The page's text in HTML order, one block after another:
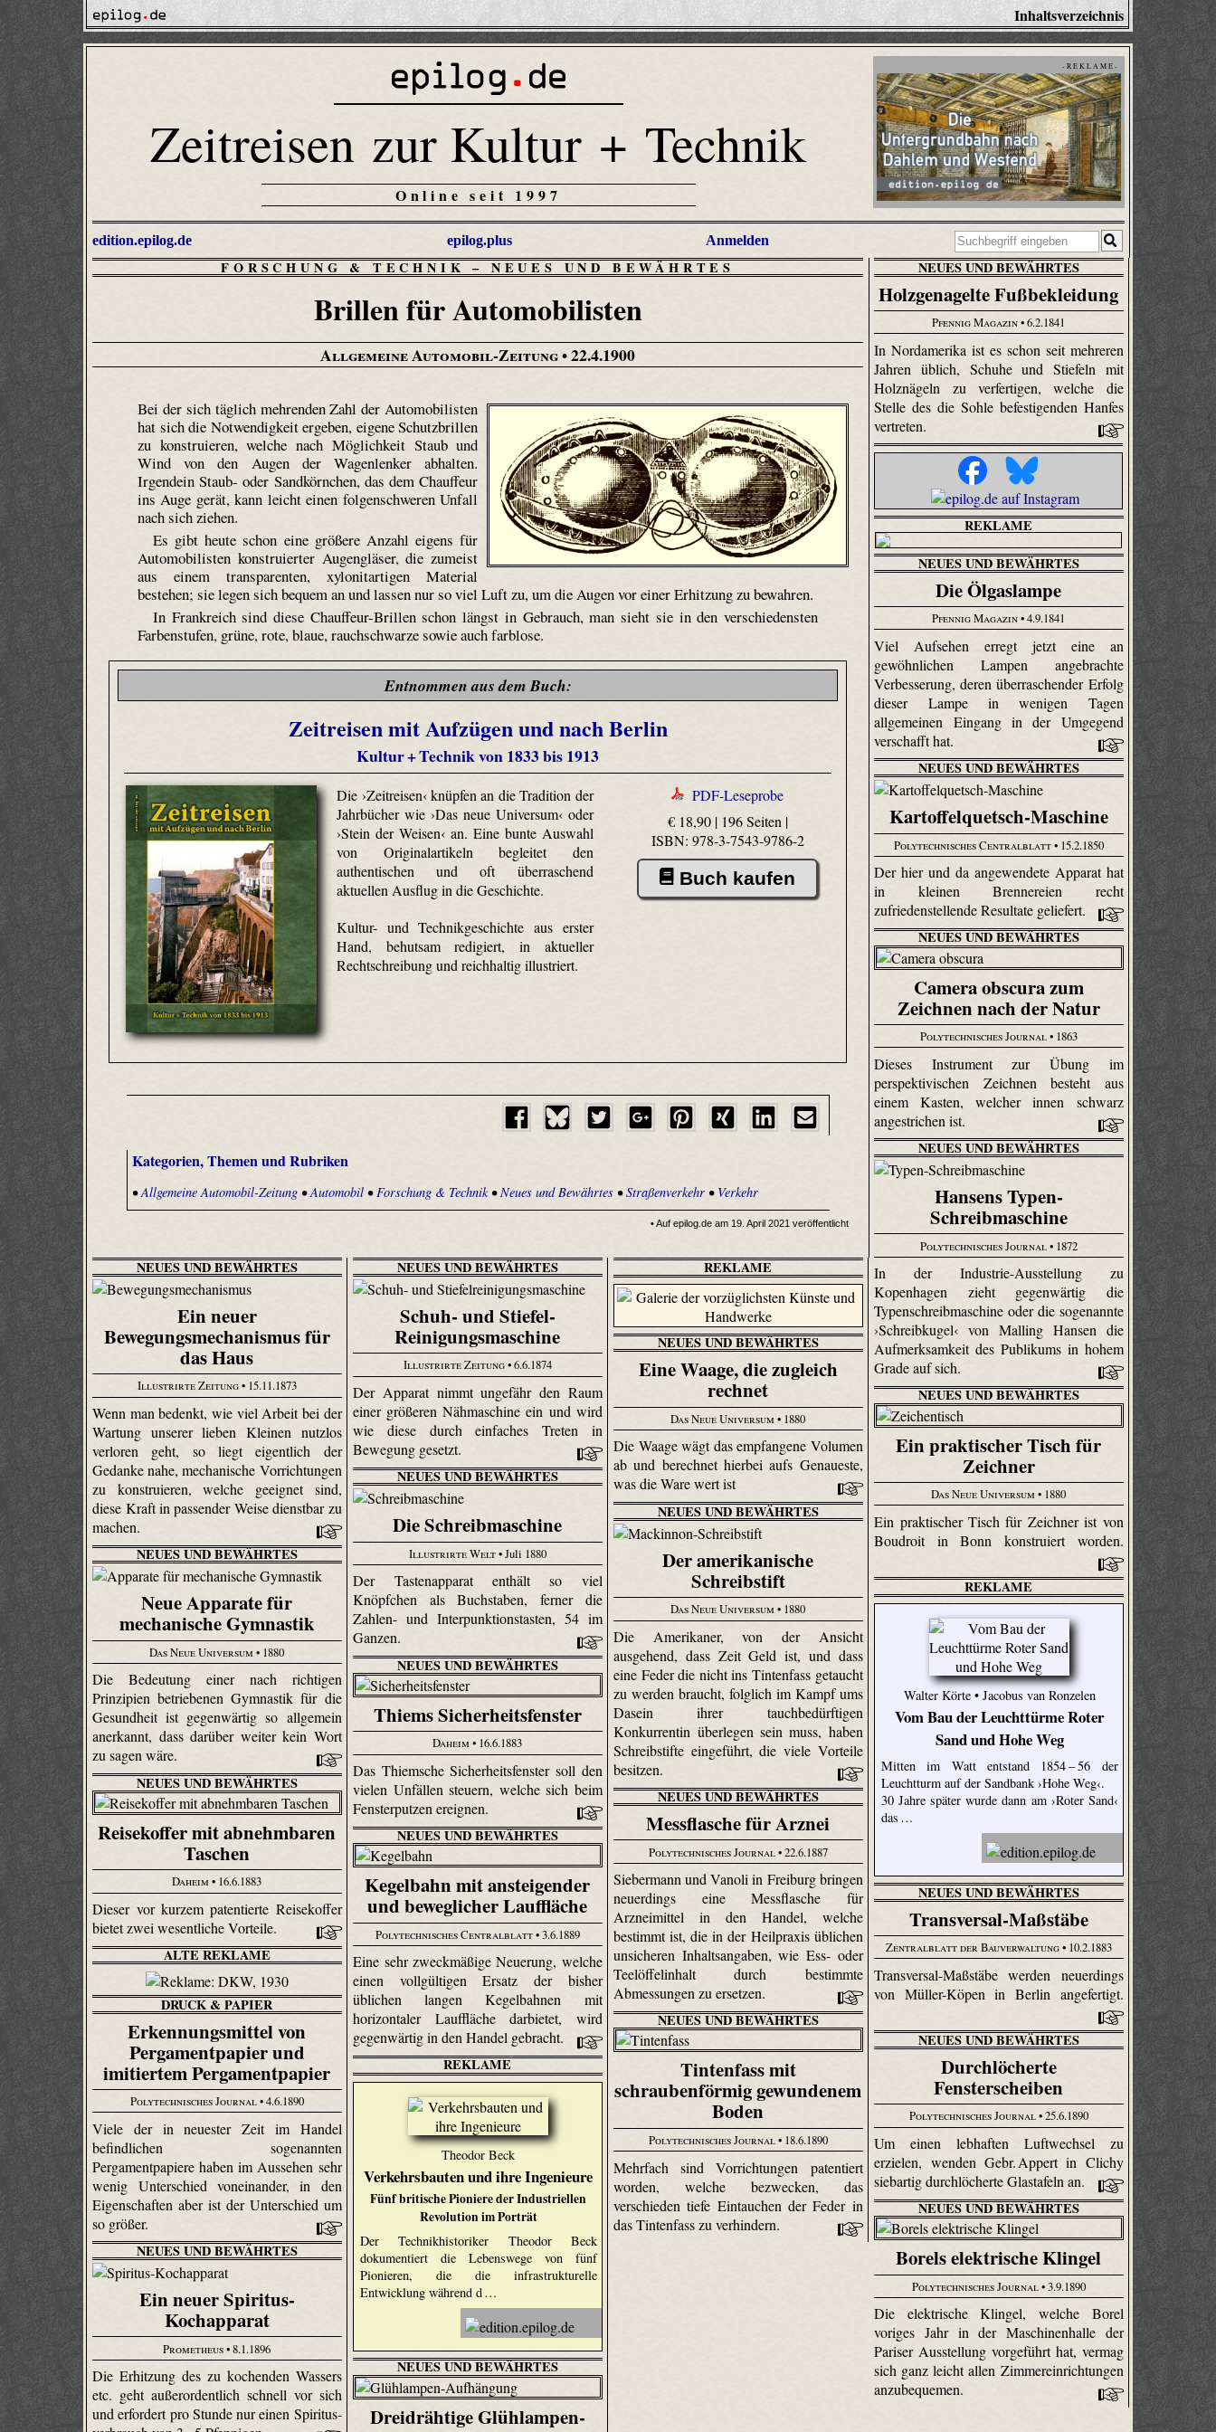
Inhaltsverzeichnis
Zeitreisen zur Kultur + Technik
Online seit 1997
- R E K L A M E -
edition.epilog.de epilog.plus Anmelden
FORSCHUNG & TECHNIK–NEUES UND BEWÄHRTES
Brillen für Automobilisten
Allgemeine Automobil-Zeitung• 22.4.1900
Bei der sich täglich mehrenden Zahl der Automobilisten
hat sich die Notwendigkeit ergeben, eigene Schutzbrillen
zu konstruieren, welche nach Möglichkeit Staub und
Wind von den Augen der Wagenlenker abhalten.
Irgendein Staub- oder Sandkörnchen, das dem Chauffeur
ins Auge gerät, kann leicht einen folgenschweren Unfall
nach sich ziehen.
Es gibt heute schon eine größere Anzahl eigens für
Automobilisten konstruierter Augengläser, die zumeist
aus einem transparenten, xylonitartigen Material
bestehen; sie legen sich bequem an und lassen nur so viel Luft zu, um die Augen vor einer Erhitzung zu bewahren.
In Frankreich sind diese Chauffeur-Brillen schon längst in Gebrauch, man sieht sie in den verschiedensten
Farbenstufen, grüne, rote, blaue, rauchschwarze sowie auch farblose.
Entnommen aus dem Buch:
Zeitreisen mit Aufzügen und nach Berlin
Kultur + Technik von 1833 bis 1913
Die ›Zeitreisen‹ knüpfen an die Tradition der
Jahrbücher wie ›Das neue Universum‹ oder
›Stein der Weisen‹ an. Eine bunte Auswahl
von Originalartikeln begleitet den
authentischen und oft überraschend
aktuellen Ausflug in die Geschichte.
Kultur- und Technikgeschichte aus erster
Hand, behutsam redigiert, in aktueller
Rechtschreibung und reichhaltig illustriert.
PDF-Leseprobe
€ 18,90 | 196 Seiten |
ISBN: 978-3-7543-9786-2
Buch kaufen
Kategorien, Themen und Rubriken
•Allgemeine Automobil-Zeitung •Automobil •Forschung & Technik•Neues und Bewährtes •Straßenverkehr • Verkehr
• Auf epilog.de am 19. April 2021 veröffentlicht
NEUES UND BEWÄHRTES
Holzgenagelte Fußbekleidung
Pfennig Magazin• 6.2.1841
In Nordamerika ist es schon seit mehreren
Jahren üblich, Schuhe und Stiefeln mit
Holznägeln zu verfertigen, welche die
Stelle des die Sohle befestigenden Hanfes
vertreten.
REKLAME
NEUES UND BEWÄHRTES
Die Ölgaslampe
Pfennig Magazin• 4.9.1841
Viel Aufsehen erregt jetzt eine an
gewöhnlichen Lampen angebrachte
Verbesserung, deren überraschender Erfolg
dieser Lampe in wenigen Tagen
allgemeinen Eingang in der Umgegend
verschafft hat.
NEUES UND BEWÄHRTES
Kartoffelquetsch-Maschine
Polytechnisches Centralblatt• 15.2.1850
Der hier und da angewendete Apparat hat
in kleinen Brennereien recht
zufriedenstellende Resultate geliefert.
NEUES UND BEWÄHRTES
Camera obscura zum
Zeichnen nach der Natur
Polytechnisches Journal• 1863
Dieses Instrument zur Übung im
perspektivischen Zeichnen besteht aus
einem Kasten, welcher innen schwarz
angestrichen ist.
NEUES UND BEWÄHRTES
Hansens Typen-
Schreibmaschine
Polytechnisches Journal• 1872
In der Industrie-Ausstellung zu
Kopenhagen zieht gegenwärtig die
Typenschreibmaschine oder die sogenannte
›Schreibkugel‹ von Malling Hansen die
Aufmerksamkeit des Publikums in hohem
Grade auf sich.
NEUES UND BEWÄHRTES
Ein neuer
Bewegungsmechanismus für
das Haus
Illustrirte Zeitung• 15.11.1873
Wenn man bedenkt, wie viel Arbeit bei der
Wartung unserer lieben Kleinen nutzlos
verloren geht, so liegt eigentlich der
Gedanke nahe, mechanische Vorrichtungen
zu konstruieren, welche geeignet sind,
diese Kraft in passender Weise dienstbar zu
machen.
NEUES UND BEWÄHRTES
Schuh- und Stiefel-
Reinigungsmaschine
Illustrirte Zeitung• 6.6.1874
Der Apparat nimmt ungefähr den Raum
einer größeren Nähmaschine ein und wird
wie diese durch einfaches Treten in
Bewegung gesetzt.
REKLAME
NEUES UND BEWÄHRTES
Eine Waage, die zugleich
rechnet
Das Neue Universum • 1880
Die Waage wägt das empfangene Volumen
ab und berechnet hierbei aufs Genaueste,
was die Ware wert ist
NEUES UND BEWÄHRTES
Ein praktischer Tisch für
Zeichner
Das Neue Universum • 1880
Ein praktischer Tisch für Zeichner ist von
Boudroit in Bonn konstruiert worden.
NEUES UND BEWÄHRTES
Die Schreibmaschine
Illustrirte Welt• Juli 1880
Der Tastenapparat enthält so viel
Knöpfchen als Buchstaben, ferner die
Zahlen- und Inter­punk­tions­tasten, 54 im
Ganzen.
NEUES UND BEWÄHRTES
Der amerikanische
Schreibstift
Das Neue Universum • 1880
Die Amerikaner, von der Ansicht
ausgehend, dass Zeit Geld ist, und dass
eine Feder die nicht ins Tintenfass getaucht
zu werden braucht, folglich im Kampf ums
Dasein ihrer tauchbedürftigen
Konkurrentin überlegen sein muss, haben
Schreibstifte eingeführt, die viele Vorteile
besitzen.
NEUES UND BEWÄHRTES
Neue Apparate für
mechanische Gymnastik
Das Neue Universum • 1880
Die Bedeutung einer nach richtigen
Prinzipien betriebenen Gymnastik für die
Gesundheit ist gegenwärtig so allgemein
anerkannt, dass darüber weiter kein Wort
zu sagen wäre.
REKLAME
Walter Körte • Jacobus van Ronzelen
Vom Bau der Leuchttürme Roter
Sand und Hohe Weg
Mitten im Watt entstand 1854 – 56 der
Leuchtturm auf der Sandbank ›Hohe Weg‹.
30 Jahre später wurde dann am ›Roter Sand‹
das …
NEUES UND BEWÄHRTES
Transversal-Maßstäbe
Zentralblatt der Bauverwaltung• 10.2.1883
Transversal-Maßstäbe werden neuerdings
von Müller-Köpen in Berlin angefertigt.
NEUES UND BEWÄHRTES
Thiems Sicherheitsfenster
Daheim• 16.6.1883
Das Thiemsche Sicherheitsfenster soll den
vielen Unfällen steuern, welche sich beim
Fensterputzen ereignen.
NEUES UND BEWÄHRTES
Reisekoffer mit abnehmbaren
Taschen
Daheim • 16.6.1883
Dieser vor kurzem patentierte Reisekoffer
bietet zwei wesentliche Vorteile.
NEUES UND BEWÄHRTES
Messflasche für Arznei
Polytechnisches Journal• 22.6.1887
Siebermann und Vanoli in Freiburg bringen
neuerdings eine Messflasche für
Arzneimittel in den Handel, welche
bestimmt ist, die in der Heilpraxis üblichen
unsicheren Inhaltsangaben, wie Ess- oder
Teelöffelinhalt durch bestimmte
Abmessungen zu ersetzen.
NEUES UND BEWÄHRTES
Kegelbahn mit ansteigender
und beweglicher Lauffläche
Polytechnisches Centralblatt• 3.6.1889
Eine sehr zweckmäßige Neuerung, welche
einen vollgültigen Ersatz der bisher
üblichen langen Kegelbahnen mit
horizontaler Lauffläche darbietet, wird
gegenwärtig in den Handel gebracht.
ALTE REKLAME
DRUCK & PAPIER
Erkennungsmittel von
Pergamentpapier und
imitiertem Pergamentpapier
Polytechnisches Journal• 4.6.1890
Viele der in neuester Zeit im Handel
befindlichen sogenannten
Pergamentpapiere haben im Aussehen sehr
wenig Unterschied voneinander, in den
Eigenschaften aber ist der Unterschied um
so größer.
NEUES UND BEWÄHRTES
Tintenfass mit
schraubenförmig gewundenem
Boden
Polytechnisches Journal• 18.6.1890
Mehrfach sind Vorrichtungen patentiert
worden, welche bezwecken, das
verschieden tiefe Eintauchen der Feder in
das Tintenfass zu verhindern.
NEUES UND BEWÄHRTES
Durchlöcherte
Fensterscheiben
Polytechnisches Journal• 25.6.1890
Um einen lebhaften Luftwechsel zu
erzielen, wenden Gebr. Appert in Clichy
siebartig durchlöcherte Glastafeln an.
REKLAME
Theodor Beck
Verkehrsbauten und ihre Ingenieure
Fünf britische Pioniere der Industriellen
Revolution im Porträt
Der Technikhistoriker Theodor Beck
dokumentiert die Lebenswege von fünf
Pionieren, die die infrastrukturelle
Entwicklung während d …
NEUES UND BEWÄHRTES
Dreidrähtige Glühlampen-
NEUES UND BEWÄHRTES
Borels elektrische Klingel
Polytechnisches Journal• 3.9.1890
Die elektrische Klingel, welche Borel
voriges Jahr in der Maschinenhalle der
Pariser Ausstellung vorgeführt hat, vermag
sich ganz leicht allen Zimmereinrichtungen
anzubequemen.
NEUES UND BEWÄHRTES
Ein neuer Spiritus-
Kochapparat
Prometheus• 8.1.1896
Die Erhitzung des zu kochenden Wassers
etc. geht außerordentlich schnell vor sich
und erfordert pro Stunde nur einen Spiritus­